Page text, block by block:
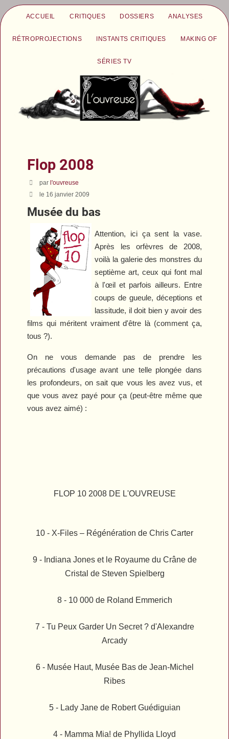
ACCUEIL CRITIQUES DOSSIERS ANALYSES
RÉTROPROJECTIONS INSTANTS CRITIQUES MAKING OF
SÉRIES TV
Flop 2008
parl'ouvreuse
le 16 janvier 2009
Musée du bas
Attention, ici ça sent la vase.
Après les orfèvres de 2008,
voilà la galerie des monstres du
septième art, ceux qui font mal
à l'œil et parfois ailleurs. Entre
coups de gueule, déceptions et
lassitude, il doit bien y avoir des
films qui méritent vraiment d'être là (comment ça,
tous ?).
On ne vous demande pas de prendre les
précautions d'usage avant une telle plongée dans
les profondeurs, on sait que vous les avez vus, et
que vous avez payé pour ça (peut-être même que
vous avez aimé) :
FLOP 10 2008 DE L'OUVREUSE
10 - X-Files – Régénération de Chris Carter
9 - Indiana Jones et le Royaume du Crâne de
Cristal de Steven Spielberg
8 - 10 000de Roland Emmerich
7 - Tu Peux Garder Un Secret ?d'Alexandre
Arcady
6 - Musée Haut, Musée Basde Jean-Michel
Ribes
5 - Lady Janede Robert Guédiguian
4 - Mamma Mia! de Phyllida Lloyd